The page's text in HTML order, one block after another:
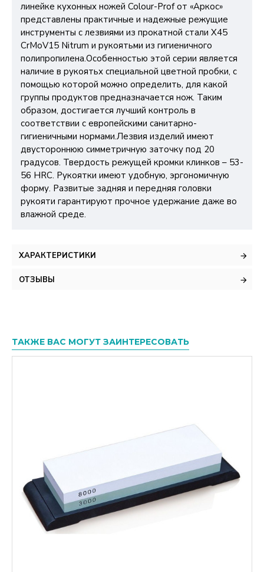
линейке кухонных ножей Colour-Prof от «Аркос»
представлены практичные и надежные режущие
инструменты с лезвиями из прокатной стали X45
CrMoV15 Nitrum и рукоятьми из гигиеничного
полипропилена.Особенностью этой серии является
наличие в рукоятьх специальной цветной пробки, с
помощью которой можно определить, для какой
группы продуктов предназначается нож. Таким
образом, достигается лучший контроль в
соответствии с европейскими санитарно-
гигиеничными нормами.Лезвия изделий имеют
двустороннюю симметричную заточку под 20
градусов. Твердость режущей кромки клинков – 53-
56 HRC. Рукоятки имеют удобную, эргономичную
форму. Развитые задняя и передняя головки
рукояти гарантируют прочное удержание даже во
влажной среде.
ХАРАКТЕРИСТИКИ
ОТЗЫВЫ
ТАКЖЕ ВАС МОГУТ ЗАИНТЕРЕСОВАТЬ